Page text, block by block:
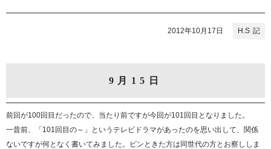
H.S
2012年10月17日
9月15日
前回が100回目だったので、当たり前ですが今回が101回目となりました。
一昔前、「101回目の～」というテレビドラマがあったのを思い出して、関係
ないですが何となく書いてみました。ピンときた方は同世代の方とお察ししま